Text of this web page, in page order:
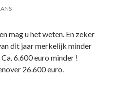
mag u het weten. En zeker
dit jaar merkelijk minder
6.600 euro minder !
26.600 euro.